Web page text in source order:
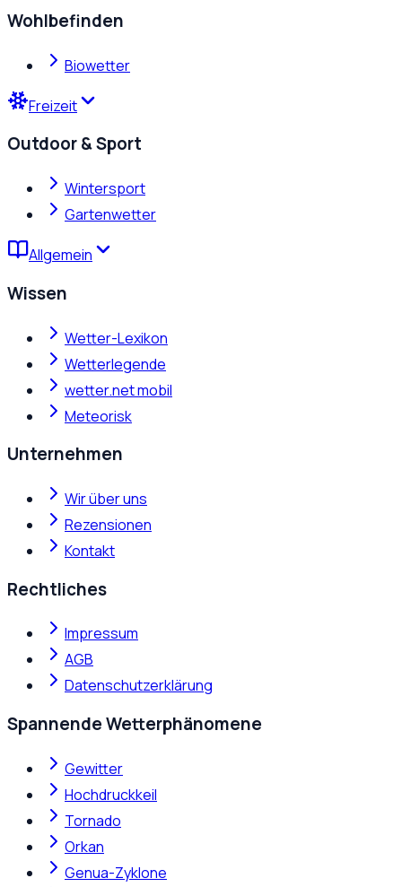
Wohlbefinden
Biowetter
Freizeit
Outdoor & Sport
Wintersport
Gartenwetter
Allgemein
Wissen
Wetter-Lexikon
Wetterlegende
wetter.net mobil
Meteorisk
Unternehmen
Wir über uns
Rezensionen
Kontakt
Rechtliches
Impressum
AGB
Datenschutzerklärung
Spannende Wetterphänomene
Gewitter
Hochdruckkeil
Tornado
Orkan
Genua-Zyklone